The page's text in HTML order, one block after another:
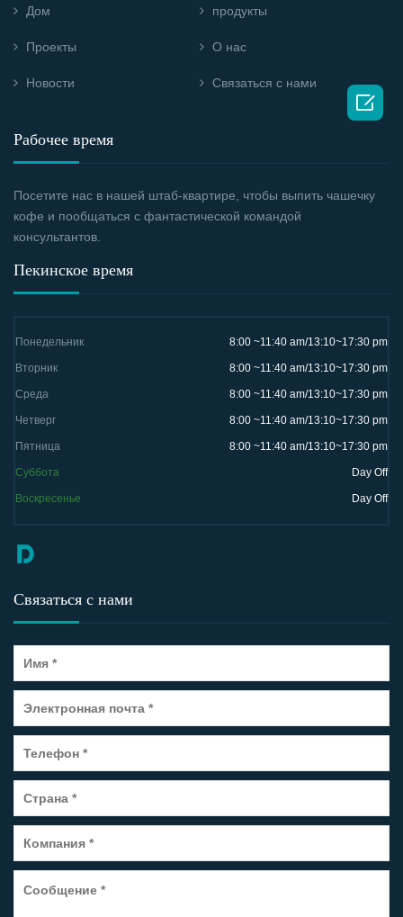
Дом продукты
Проекты О нас
Новости Связаться с нами
Рабочее время
Посетите нас в нашей штаб-квартире, чтобы выпить чашечку
кофе и пообщаться с фантастической командой
консультантов.
Пекинское время
Понедельник 8:00 ~11:40 am/13:10~17:30 pm
Вторник 8:00 ~11:40 am/13:10~17:30 pm
Среда 8:00 ~11:40 am/13:10~17:30 pm
Четверг 8:00 ~11:40 am/13:10~17:30 pm
Пятница 8:00 ~11:40 am/13:10~17:30 pm
Суббота Day Off
Воскресенье Day Off
Связаться с нами
